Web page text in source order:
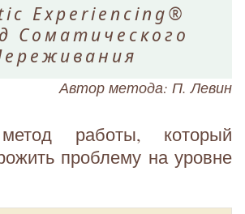
Experiencing®
Соматического
Автор метода: П. Левин
работы, который
проблему на уровне